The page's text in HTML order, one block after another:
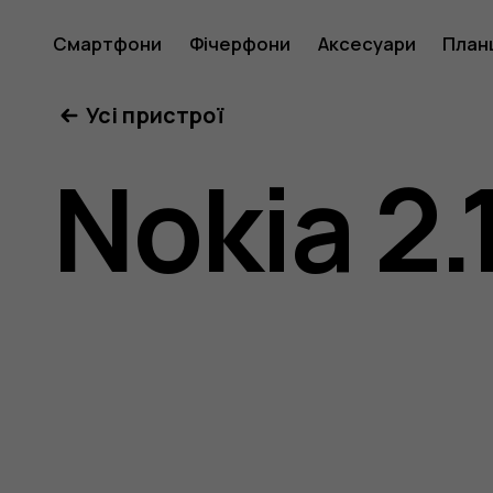
Nokia
Смартфони Фічерфони Аксесуари
Усі пристрої
Nokia